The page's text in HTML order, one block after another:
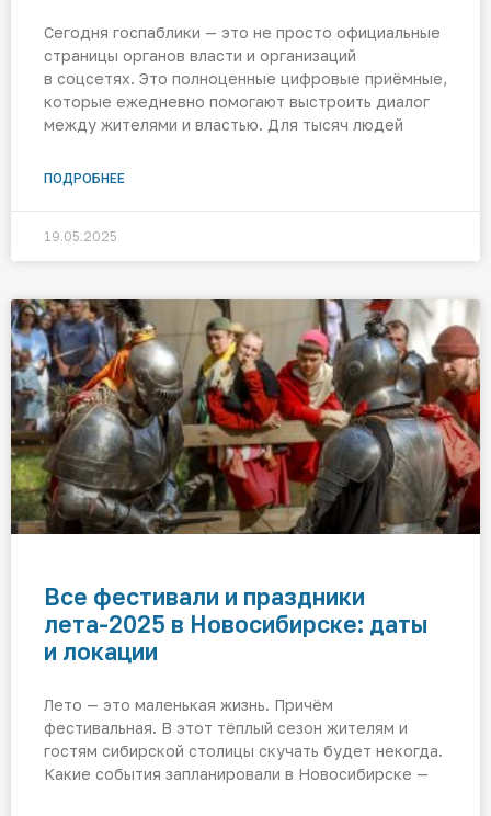
Сегодня госпаблики — это не просто официальные
страницы органов власти и организаций
в соцсетях. Это полноценные цифровые приёмные,
которые ежедневно помогают выстроить диалог
между жителями и властью. Для тысяч людей
ПОДРОБНЕЕ
19.05.2025
Все фестивали и праздники
лета-2025 в Новосибирске: даты
и локации
Лето — это маленькая жизнь. Причём
фестивальная. В этот тёплый сезон жителям и
гостям сибирской столицы скучать будет некогда.
Какие события запланировали в Новосибирске —